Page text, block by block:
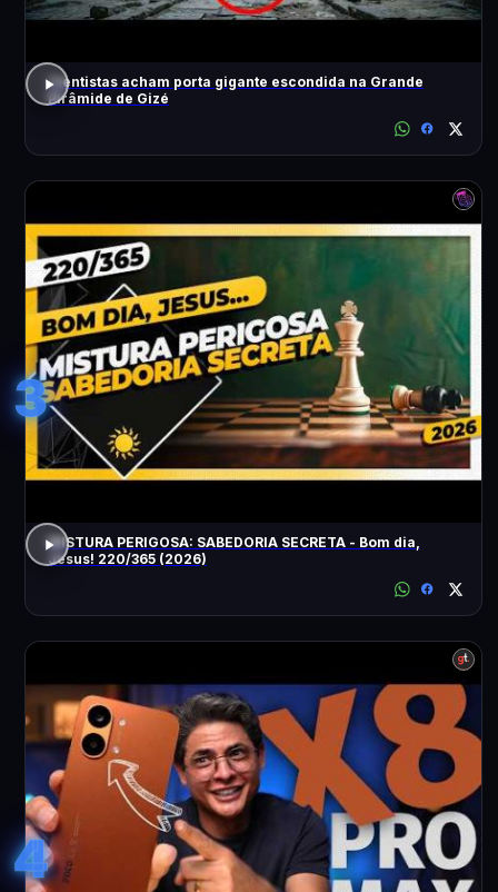
Cientistas acham porta gigante escondida na Grande
Pirâmide de Gizé
3
MISTURA PERIGOSA: SABEDORIA SECRETA - Bom dia,
Jesus! 220/365 (2026)
4